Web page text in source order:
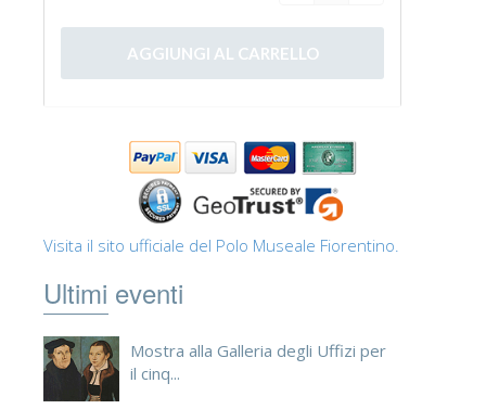
Visita il sito ufficiale del Polo Museale Fiorentino.
Ultimi eventi
Mostra alla Galleria degli Uffizi per
il cinq...